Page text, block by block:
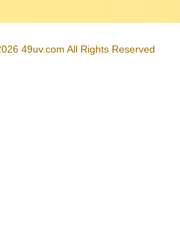
49uv.com All Rights Reserved